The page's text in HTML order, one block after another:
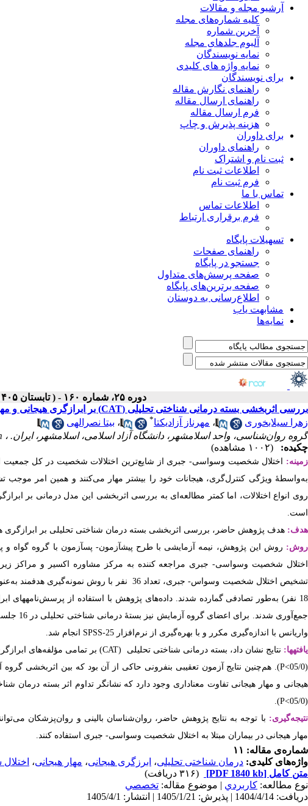
آرشیو مجله و مقالات
کلیه شماره‌های مجله
آخرین شماره
آلبوم جلدهای مجله
نمایه نویسندگان
نمایه واژه های کلیدی
برای نویسندگان
راهنمای نگارش مقاله
راهنمای ارسال مقاله
فرم ارسال مقاله
هزینه پذیرش و چاپ
برای داوران
راهنمای داوران
ثبت نام و اشتراک
اطلاعات ثبت نام
فرم ثبت نام
تماس با ما
اطلاعات تماس
فرم برقراری ارتباط
تسهیلات پایگاه
راهنمای صفحات
جستجو در پایگاه
صفحه پرسش‌های متداول
صفحه برترین‌های پایگاه
اطلاع‌رسانی به دوستان
مشابهت یاب
نمایه‌ها
دوره ۲۵، شماره ۱۶۰ - ( تابستان ۱۴۰۵(تیر)، ۱۴۰۵ )
بررسی اثربخشی بسته درمانی شناختی تحلیلی (CAT) بر ابرازگری هیجانی و مهار هیجانی زنان مبتلا به اختلال شخصیت وسواسی- اجباری
زهرا سیلابخوری
، مهرناز آزادیکتا* ، بیتا نصرالهی
گروه روان‌شناسی، واحد اسلامشهر، دانشگاه آزاد اسلامی، اسلامشهر، ایران. ،
چکیده:
(۱۰۰۲ مشاهده)
زمینه: اختلال شخصیت وسواسی- جبری از شایع‌ترین اختلالات شخصیت در کل
به‌واسطۀ ویژگی کنترل‌گری، هیجانات خود را بیشتر مهار می‌کنند و همین امر موجب
روی انواع اختلالات، اما کمتر مطالعه‌ای به بررسی اثربخشی این مدل درمانی بر
است.
هدف: هدف پژوهش حاضر، بررسی اثربخشی بسته درمان شناختی تحلیلی بر ابرازگری
روش: روش این پژوهش، نیمه آزمایشی با طرح پیش­آزمون- پس­آزمون با گروه گواه و
تشخیص اختلال شخصیت وسواس- جبری، تعداد 36
18 نفر) به‌طور تصادفی گمارده شدند.
واریانس با اندازه‌گیری مکرر و با بهره‌گیری از نرم‌افزار SPSS-25 انجام شد.
یافته­ها: نتایج نشان داد، بسته درمانی شناختی تحلیلی (CAT)بر تمامی مؤلفه‌های
(05/0
P<). هم‌چنین نتایج آزمون تعقیبی بنفرونی حاکی از آن بود که بین اثربخشی
هیجانی و مهار هیجانی تفاوت معناداری وجود دارد که نشانگر تداوم اثر بسته درمان
(05/0
P<
).
نتیجه‌گیری: با توجه به نتایج پژوهش حاضر، روان‌شناسان بالینی و روا‌ن‌پزشکان
مهار هیجانی در بیماران مبتلا به اختلال شخصیت وسواسی- جبری استفاده کنند.
شماره‌ی مقاله: ۱۱
واژه‌های کلیدی: درمان شناختی تحلیلی، ابرزگری هیجانی، مهار هیجانی،
متن کامل [PDF 1840 kb]
(۳۱۶ دریافت)
نوع مطالعه: كاربردي | موضوع مقاله: تخصصي
دریافت: 1404/4/14 | پذیرش: 1405/1/21 | انتشار: 1405/4/1